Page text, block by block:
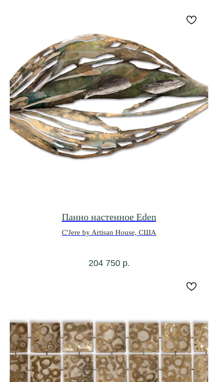
Панно настенное Eden
C'Jere by Artisan House, США
204 750 р.